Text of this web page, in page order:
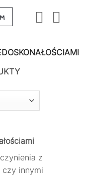
z
czy innymi